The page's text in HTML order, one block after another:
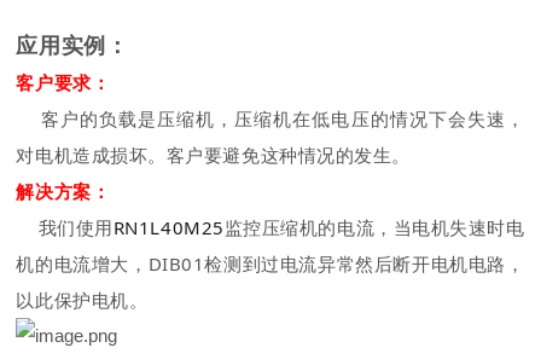
应用实例：
客户要求：
客户的负载是压缩机，压缩机在低电压的情况下会失速，
对电机造成损坏。客户要避免这种情况的发生。
解决方案 ：
我们使用RN1L40M25监控压缩机的电流，当电机失速时电
机的电流增大，DIB01检测到过电流异常然后断开电机电路，
以此保护电机。